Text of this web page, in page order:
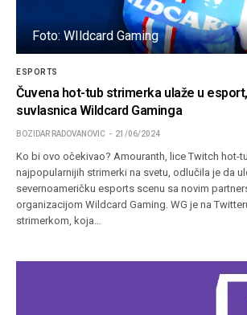
Foto: WIldcard Gaming
ESPORTS
Čuvena hot-tub strimerka ulaže u
suvlasnica Wildcard Gaminga
BOZIDAR RADOVANOVIC 21/06/2024
Ko bi ovo očekivao? Amouranth, lice Twitch hot-
najpopularnijih strimerki na svetu, odlučila je da
severnoameričku esports scenu sa novim
organizacijom Wildcard Gaming. WG je na
strimerkom, koja…